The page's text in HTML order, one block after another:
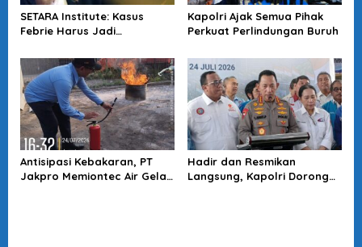
SETARA Institute: Kasus
Febrie Harus Jadi
Akuntabilitas Penegakan
Hukum
Kapolri Ajak Semua Pihak
Perkuat Perlindungan Buruh
Antisipasi Kebakaran, PT
Jakpro Memiontec Air Gelar
Hadir dan Resmikan
Langsung, Kapolri Dorong